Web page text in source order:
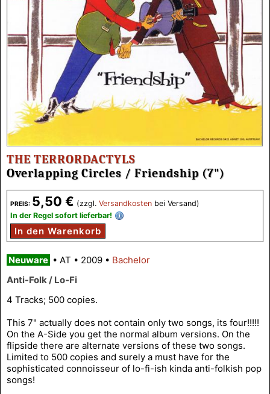
PREIS: 5,50 € (zzgl. Versandkosten bei Versand)
In der Regel sofort lieferbar!
In den Warenkorb
THE TERRORDACTYLS
Overlapping Circles / Friendship (7")
Neuware • AT • 2009 • Bachelor
Anti-Folk / Lo-Fi
4 Tracks; 500 copies.
This 7" actually does not contain only two songs, its four!!!!!
On the A-Side you get the normal album versions. On the
flipside there are alternate versions of these two songs.
Limited to 500 copies and surely a must have for the
sophisticated connoisseur of lo-fi-ish kinda anti-folkish pop
songs!